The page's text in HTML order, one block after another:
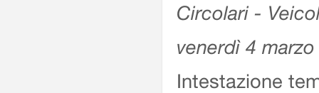
Circolari -
venerdì 4
Intestazione